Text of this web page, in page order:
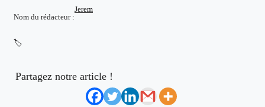
Nom du rédacteur :
Jerem
🏷️
Partagez notre article !